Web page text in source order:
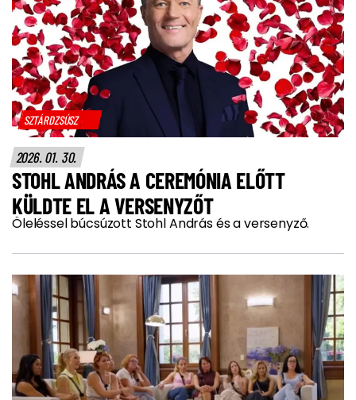
SZTÁRDZSÚSZ
2026. 01. 30.
STOHL ANDRÁS A CEREMÓNIA ELŐTT
KÜLDTE EL A VERSENYZŐT
Öleléssel búcsúzott Stohl András és a versenyző.